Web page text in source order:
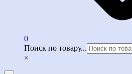
0
Поиск по товару...
×